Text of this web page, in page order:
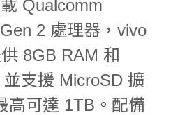
Qualcomm
2 處理器，vivo
8GB RAM 和
支援 MicroSD 擴
高可達 1TB。配備